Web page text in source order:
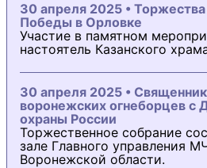
30 апреля 2025 •
Победы в Орловке
Участие в памятном
настоятель Казанского
30 апреля 2025 •
воронежских огнеборцев с
охраны России
Торжественное собрание
зале Главного управления
Воронежской области.